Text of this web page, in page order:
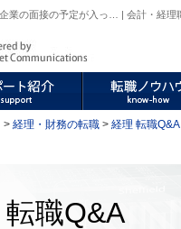
業の面接の予定が入っ… | 会計・経
> 経理・財務の転職 > 経理 転職Q&A
職Q&A